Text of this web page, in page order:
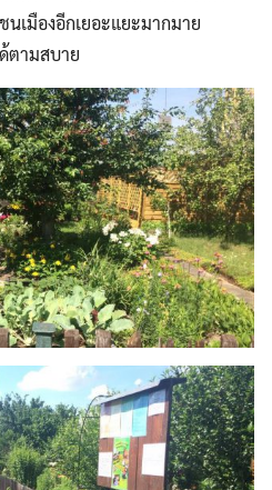
เมืองอีกเยอะแยะมากมาย
ตามสบาย